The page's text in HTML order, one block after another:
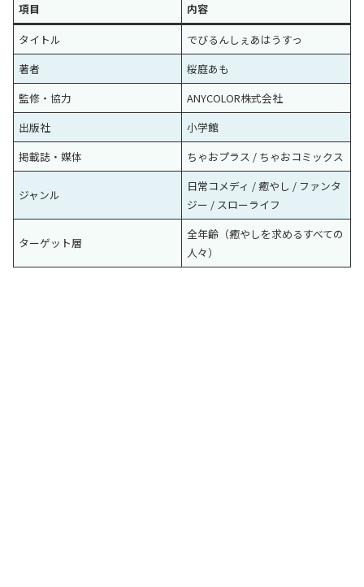
項目
内容
タイトル
でびるんしぇあはうすっ
著者
桜庭あも
監修・協力
ANYCOLOR株式会社
出版社
小学館
掲載誌・媒体
ちゃおプラス / ちゃおコミックス
ジャンル
日常コメディ / 癒やし / ファンタ
ジー / スローライフ
ターゲット層
全年齢（癒やしを求めるすべての
人々）